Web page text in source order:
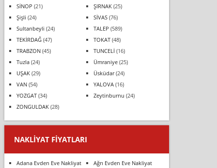
SİNOP (21) ŞIRNAK(25)
Şişli (24) SİVAS(76)
Sultanbeyli (24) TALEP (589)
TEKİRDAĞ(47) TOKAT(48)
TRABZON(45) TUNCELİ (16)
Tuzla(24) Ümraniye(25)
UŞAK(29) Üsküdar(24)
VAN(54) YALOVA(16)
YOZGAT(34) Zeytinburnu (24)
ZONGULDAK(28)
NAKLIYAT FIYATLARI
Adana Evden Eve Nakliyat
Ağrı Evden Eve Nakliyat